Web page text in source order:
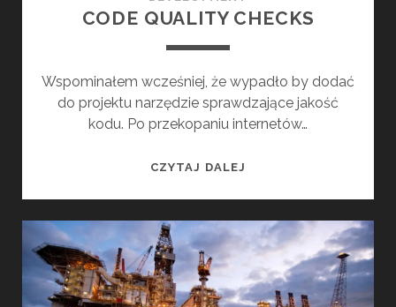
CODE QUALITY CHECKS
Wspominałem wcześniej, że wypadło by dodać
do projektu narzędzie sprawdzające jakość
kodu. Po przekopaniu internetów…
CZYTAJ DALEJ
Q
U
A